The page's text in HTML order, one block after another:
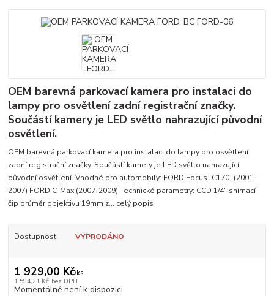
OEM barevná parkovací kamera pro instalaci do
lampy pro osvětlení zadní registrační značky.
Součástí kamery je LED světlo nahrazující původní
osvětlení.
OEM barevná parkovací kamera pro instalaci do lampy pro osvětlení
zadní registrační značky. Součástí kamery je LED světlo nahrazující
původní osvětlení. Vhodné pro automobily: FORD Focus [C170] (2001-
2007) FORD C-Max (2007-2009) Technické parametry: CCD 1/4" snímací
čip průměr objektivu 19mm z... celý popis
Dostupnost VYPRODÁNO
1 929,00 Kč/ks
1 594,21 Kč bez DPH
Momentálně není k dispozici